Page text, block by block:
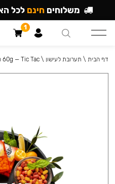
דף הבית \ תערובת לעישון \
60g — Tic Tac
משלוחים חינם לכל
1